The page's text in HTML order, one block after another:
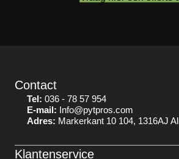
Contact
Tel: 036 - 78 57 954
E-mail: Info@pytpros.com
Adres: Markerkant 10 104, 1316AJ
Klantenservice